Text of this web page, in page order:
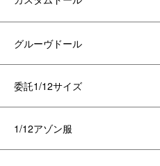
グルーヴドール
委託1/12サイズ
1/12アゾン服